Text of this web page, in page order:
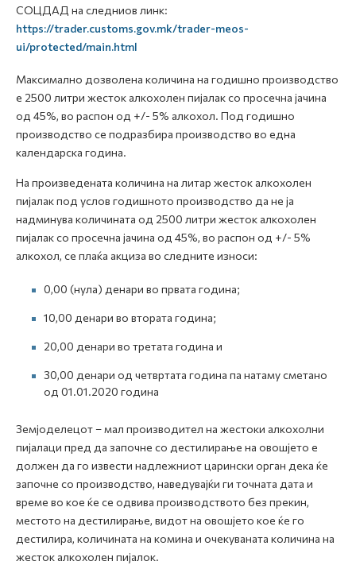
СОЦДАД на следниов линк:
https://trader.customs.gov.mk/trader-meos-
ui/protected/main.html
Максимално дозволена количина на годишно производство
е 2500 литри жесток алкохолен пијалак со просечна јачина
од 45%, во распон од +/- 5% алкохол. Под годишно
производство се подразбира производство во една
календарска година.
На произведената количина на литар жесток алкохолен
пијалак под услов годишното производство да не ја
надминува количината од 2500 литри жесток алкохолен
пијалак со просечна јачина од 45%, во распон од +/- 5%
алкохол, се плаќа акциза во следните износи:
0,00 (нула) денари во првата година;
10,00 денари во втората година;
20,00 денари во третата година и
30,00 денари од четвртата година па натаму сметано
од 01.01.2020 година
Земјоделецот – мал производител на жестоки алкохолни
пијалаци пред да започне со дестилирање на овошјето е
должен да го извести надлежниот царински орган дека ќе
започне со производство, наведувајќи ги точната дата и
време во кое ќе се одвива производството без прекин,
местото на дестилирање, видот на овошјето кое ќе го
дестилира, количината на комина и очекуваната количина на
жесток алкохолен пијалок.